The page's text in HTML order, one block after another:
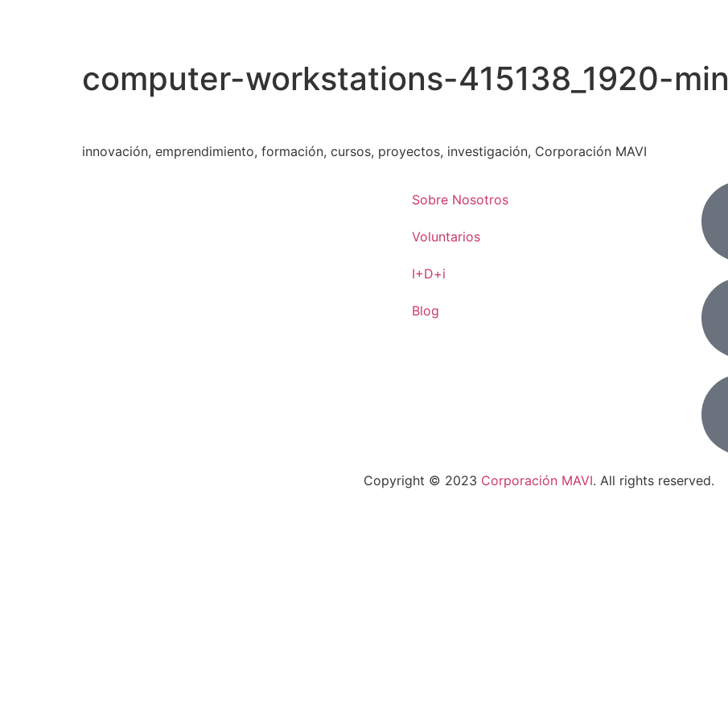
computer-workstations-415138_1920-min
innovación, emprendimiento, formación, cursos, proyectos, investigación, Corporación MAVI
Sobre Nosotros
Voluntarios
I+D+i
Blog
Copyright © 2023 Corporación MAVI. All rights reserved.